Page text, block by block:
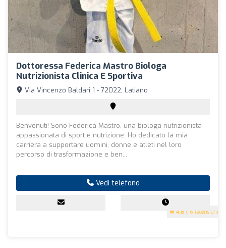
Dottoressa Federica Mastro Biologa
Nutrizionista Clinica E Sportiva
4.8 (16 recensioni)
Via Vincenzo Baldari 1 - 72022, Latiano
Benvenuti! Sono Federica Mastro, una biologa nutrizionista
appassionata di sport e nutrizione. Ho dedicato la mia
carriera a supportare uomini, donne e atleti nel loro
percorso di trasformazione e ben...
Vedi telefono